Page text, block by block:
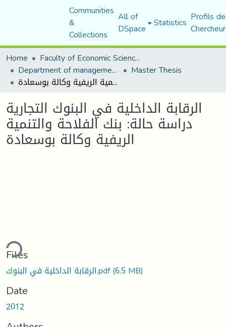
Communities
&
Collections
All of
DSpace Statistics Profils
Home
Faculty of Economic Sciences, Commerce and Management Sciences
Department of management sciences Master Thesis
الرقابة الداخلیة في البنوك التجاریة دراسة حالة: بنك الفلاحة والتنمیة الریفیة وكالة بوسعادة
الرقابة الداخلیة في البنوك التجاریة
دراسة حالة: بنك الفلاحة والتنمیة
الریفیة وكالة بوسعادة
Files
الرقابة الداخلية في البنوك.pdf(6.5 MB)
Date
2012